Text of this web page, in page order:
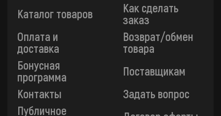
Каталог товаров
Как сделать
заказ
Оплата и
доставка
Возврат/обмен
товара
Бонусная
программа
Поставщикам
Контакты
Задать вопрос
Публичное